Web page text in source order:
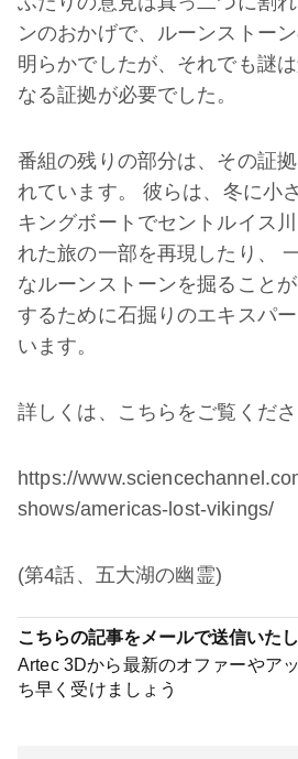
ンのおかげで、ルーンストー
明らかでしたが、それでも謎
なる証拠が必要でした。
番組の残りの部分は、その証
れています。 彼らは、冬に小
キングボートでセントルイス
れた旅の一部を再現したり、
なルーンストーンを掘ること
するために石掘りのエキスパ
います。
詳しくは、こちらをご覧くださ
https://
shows/americas-lost-vikings/
(第4話、五大湖の幽霊)
こちらの記事をメールで送信いた
Artec 3Dから最新のオファーやア
ち早く受けましょう